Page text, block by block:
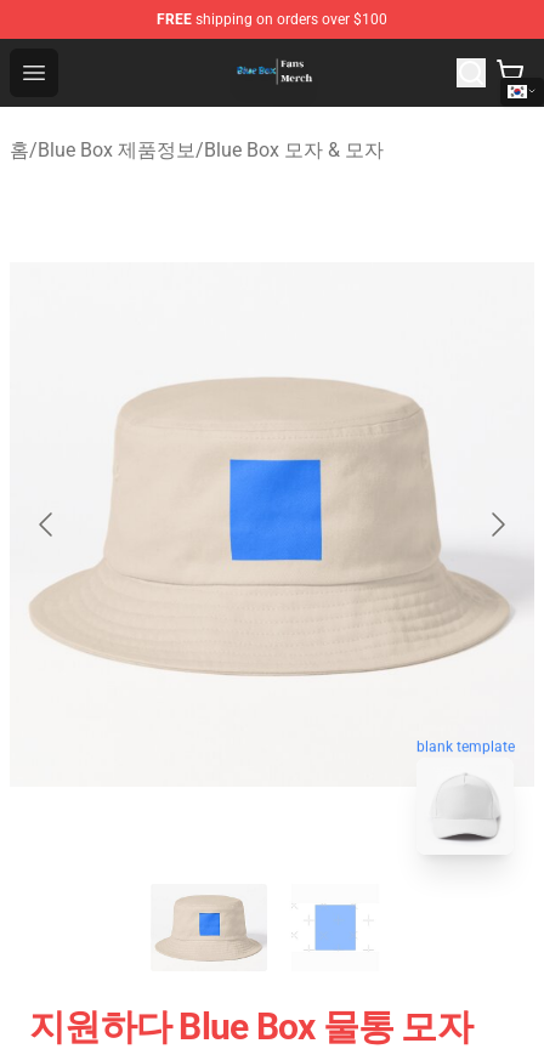
FREE shipping on orders over $100
Open menu
Blue Box Store - Official Blue Box Merchandise Shop
홈/Blue Box 제품정보/Blue Box 모자 & 모자
blank template
지원하다 Blue Box 물통 모자